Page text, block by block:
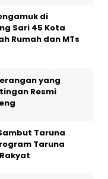
di
Sari 45 Kota
Rumah dan MTs
yang
Resmi
Taruna
Taruna